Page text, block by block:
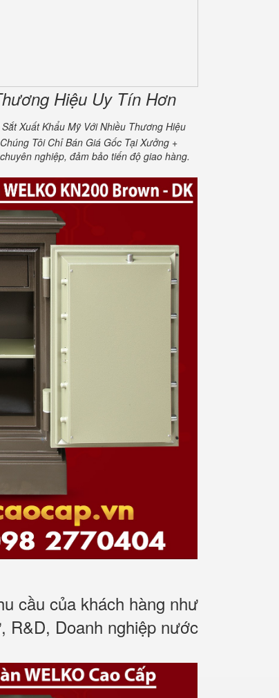
Hiệu Uy Tín Hơn
Xuất Khẩu Mỹ Với Nhiều Thương Hiệu
Tôi Chỉ Bán Giá Gốc Tại Xưởng +
nghiệp, đảm bảo tiến độ giao hàng.
cầu của khách hàng như
R&D, Doanh nghiệp nước